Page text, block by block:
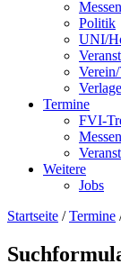
Messen
Politik
UNI/
Termine
FVI-
Messen
Weitere
Jobs
Startseite /Termine